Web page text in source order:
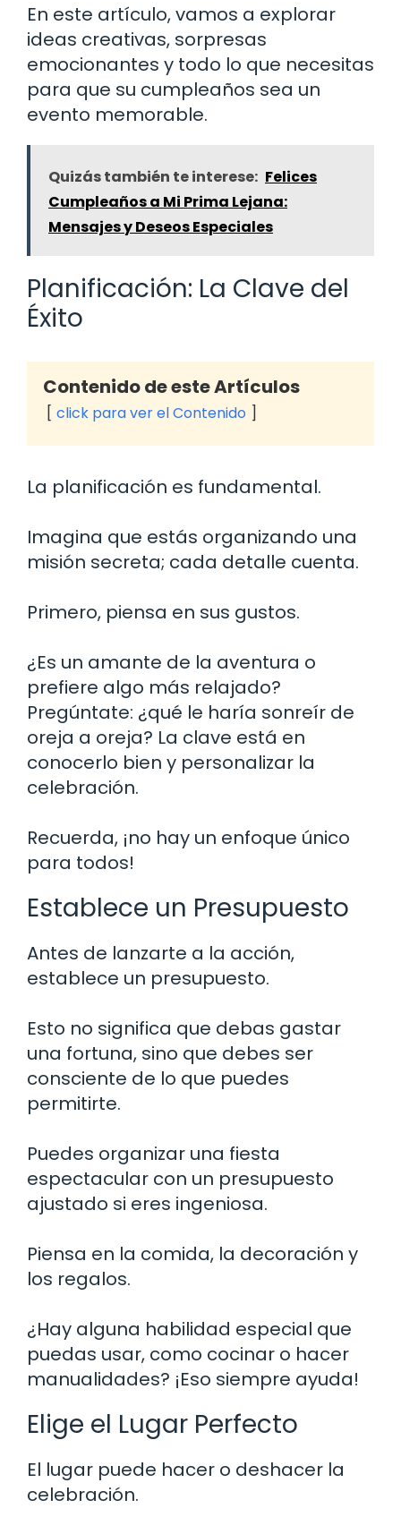
En este artículo, vamos a explorar
ideas creativas, sorpresas
emocionantes y todo lo que necesitas
para que su cumpleaños sea un
evento memorable.
Quizás también te interese: Felices
Cumpleaños a Mi Prima Lejana:
Mensajes y Deseos Especiales
Planificación: La Clave del
Éxito
Contenido de este Artículos
click para ver el Contenido
La planificación es fundamental.
Imagina que estás organizando una
misión secreta; cada detalle cuenta.
Primero, piensa en sus gustos.
¿Es un amante de la aventura o
prefiere algo más relajado?
Pregúntate: ¿qué le haría sonreír de
oreja a oreja? La clave está en
conocerlo bien y personalizar la
celebración.
Recuerda, ¡no hay un enfoque único
para todos!
Establece un Presupuesto
Antes de lanzarte a la acción,
establece un presupuesto.
Esto no significa que debas gastar
una fortuna, sino que debes ser
consciente de lo que puedes
permitirte.
Puedes organizar una fiesta
espectacular con un presupuesto
ajustado si eres ingeniosa.
Piensa en la comida, la decoración y
los regalos.
¿Hay alguna habilidad especial que
puedas usar, como cocinar o hacer
manualidades? ¡Eso siempre ayuda!
Elige el Lugar Perfecto
El lugar puede hacer o deshacer la
celebración.